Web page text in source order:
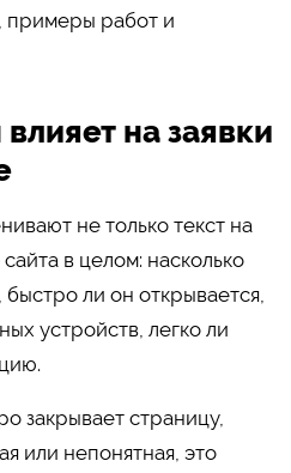
примеры работ и
на заявки
не только текст на
в целом: насколько
ли он открывается,
устройств, легко ли
закрывает страницу,
или непонятная, это